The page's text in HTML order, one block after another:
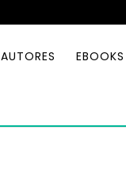
AUTORES EBOOKS